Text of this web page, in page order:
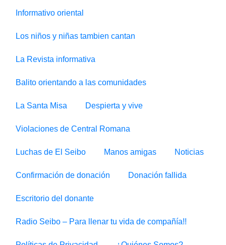
Informativo oriental
Los niños y niñas tambien cantan
La Revista informativa
Balito orientando a las comunidades
La Santa Misa Despierta y vive
Violaciones de Central Romana
Luchas de El Seibo Manos amigas Noticias
Confirmación de donación Donación fallida
Escritorio del donante
Radio Seibo – Para llenar tu vida de compañía!!